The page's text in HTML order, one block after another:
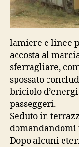
lamiere e linee
accosta al
sferragliare,
spossato
briciolo
passeggeri.
Seduto in
domandandomi
Dopo alcuni